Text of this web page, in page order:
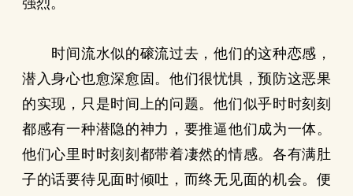
强烈。
时间流水似的磙流过去，他们的这种恋感，
潜入身心也愈深愈固。他们很忧惧，预防这恶果
的实现，只是时间上的问题。他们似乎时时刻刻
都感有一种潜隐的神力，要推逼他们成为一体。
他们心里时时刻刻都带着凄然的情感。各有满肚
子的话要待见面时倾吐，而终无见面的机会。便